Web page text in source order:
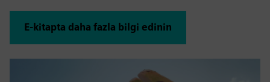
E-kitapta daha fazla bilgi edinin